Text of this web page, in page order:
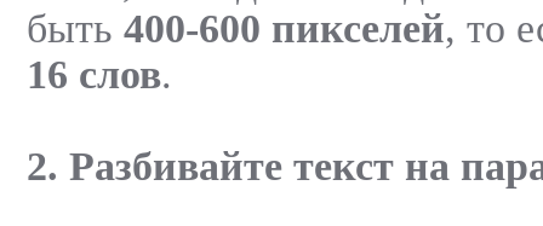
быть 400-600 пикселей, то
16 слов.
2. Разбивайте текст на